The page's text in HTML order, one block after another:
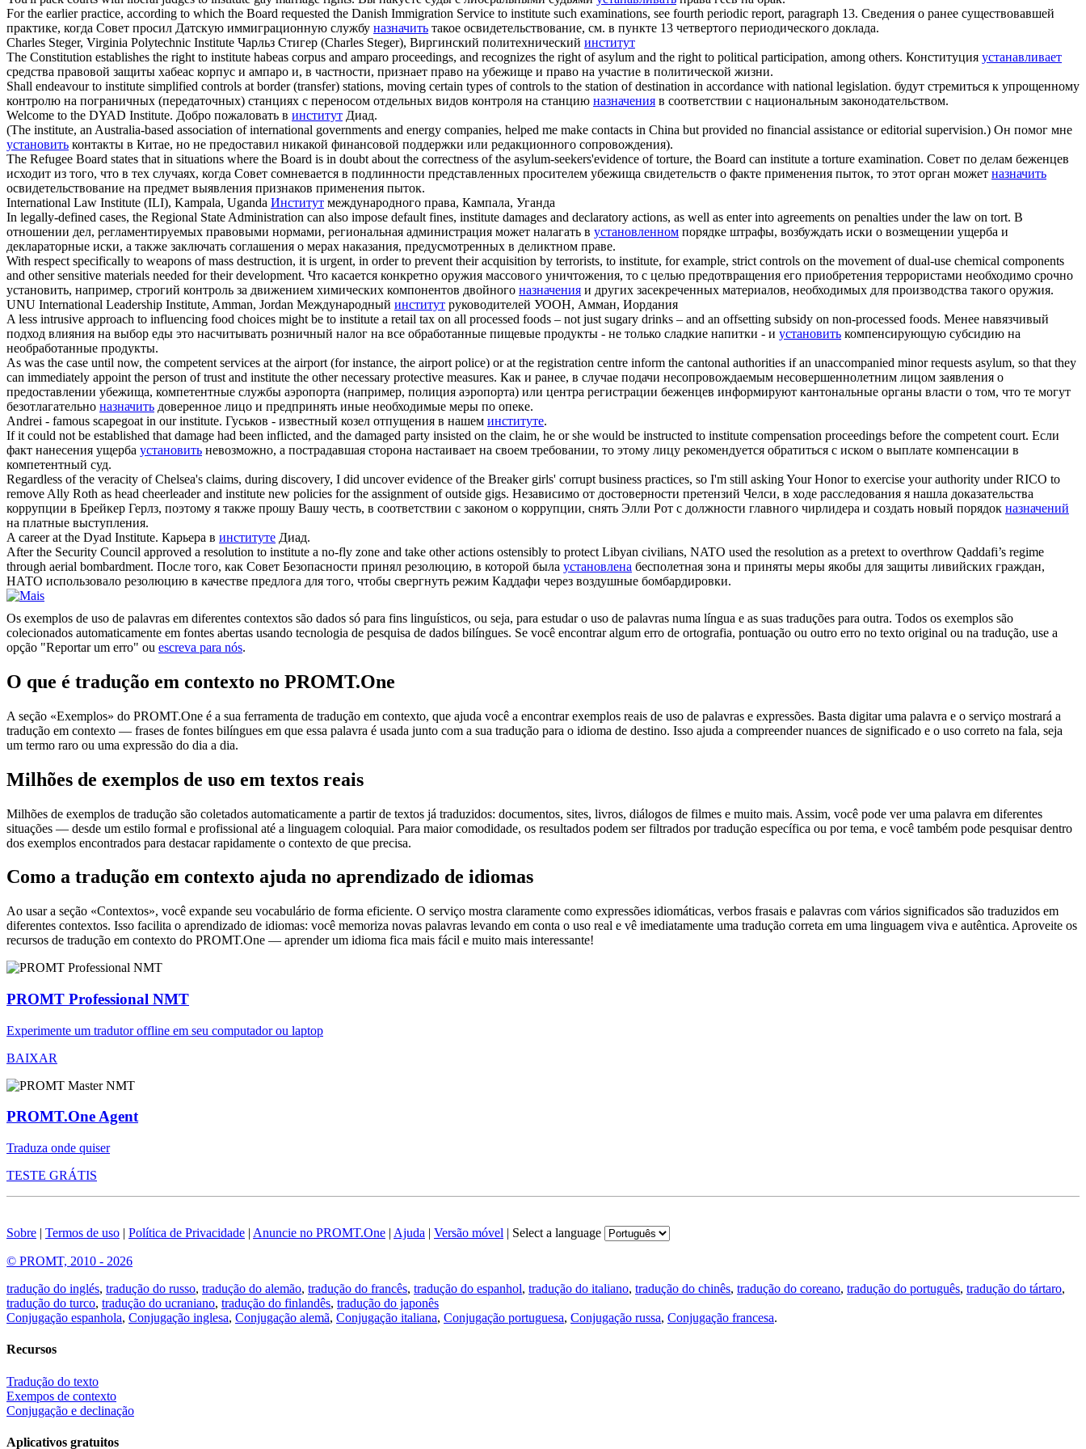
For the earlier practice, according to which the Board requested the Danish Immigration Service to institute such examinations, see fourth periodic report, paragraph 13. Сведения о ранее существовавшей
практике, когда Совет просил Датскую иммиграционную службу назначить такое освидетельствование, см. в пункте 13 четвертого периодического доклада.
Charles Steger, Virginia Polytechnic Institute Чарльз Стигер (Charles Steger), Виргинский политехнический институт
The Constitution establishes the right to institute habeas corpus and amparo proceedings, and recognizes the right of asylum and the right to political participation, among others. Конституция устанавливает
средства правовой защиты хабеас корпус и ампаро и, в частности, признает право на убежище и право на участие в политической жизни.
Shall endeavour to institute simplified controls at border (transfer) stations, moving certain types of controls to the station of destination in accordance with national legislation. будут стремиться к упрощенному
контролю на пограничных (передаточных) станциях с переносом отдельных видов контроля на станцию назначения в соответствии с национальным законодательством.
Welcome to the DYAD Institute. Добро пожаловать в институт Диад.
(The institute, an Australia-based association of international governments and energy companies, helped me make contacts in China but provided no financial assistance or editorial supervision.) Он помог мне
установить контакты в Китае, но не предоставил никакой финансовой поддержки или редакционного сопровождения).
The Refugee Board states that in situations where the Board is in doubt about the correctness of the asylum-seekers'evidence of torture, the Board can institute a torture examination. Совет по делам беженцев
исходит из того, что в тех случаях, когда Совет сомневается в подлинности представленных просителем убежища свидетельств о факте применения пыток, то этот орган может назначить
освидетельствование на предмет выявления признаков применения пыток.
International Law Institute (ILI), Kampala, Uganda Институт международного права, Кампала, Уганда
In legally-defined cases, the Regional State Administration can also impose default fines, institute damages and declaratory actions, as well as enter into agreements on penalties under the law on tort. В
отношении дел, регламентируемых правовыми нормами, региональная администрация может налагать в установленном порядке штрафы, возбуждать иски о возмещении ущерба и
деклараторные иски, а также заключать соглашения о мерах наказания, предусмотренных в деликтном праве.
With respect specifically to weapons of mass destruction, it is urgent, in order to prevent their acquisition by terrorists, to institute, for example, strict controls on the movement of dual-use chemical components
and other sensitive materials needed for their development. Что касается конкретно оружия массового уничтожения, то с целью предотвращения его приобретения террористами необходимо срочно
установить, например, строгий контроль за движением химических компонентов двойного назначения и других засекреченных материалов, необходимых для производства такого оружия.
UNU International Leadership Institute, Amman, Jordan Международный институт руководителей УООН, Амман, Иордания
A less intrusive approach to influencing food choices might be to institute a retail tax on all processed foods – not just sugary drinks – and an offsetting subsidy on non-processed foods. Менее навязчивый
подход влияния на выбор еды это насчитывать розничный налог на все обработанные пищевые продукты - не только сладкие напитки - и установить компенсирующую субсидию на
необработанные продукты.
As was the case until now, the competent services at the airport (for instance, the airport police) or at the registration centre inform the cantonal authorities if an unaccompanied minor requests asylum, so that they
can immediately appoint the person of trust and institute the other necessary protective measures. Как и ранее, в случае подачи несопровождаемым несовершеннолетним лицом заявления о
предоставлении убежища, компетентные службы аэропорта (например, полиция аэропорта) или центра регистрации беженцев информируют кантональные органы власти о том, что те могут
безотлагательно назначить доверенное лицо и предпринять иные необходимые меры по опеке.
Andrei - famous scapegoat in ourinstitute. Гуськов - известный козел отпущения в нашем институте.
If it could not be established that damage had been inflicted, and the damaged party insisted on the claim, he or she would be instructed to institute compensation proceedings before the competent court. Если
факт нанесения ущерба установить невозможно, а пострадавшая сторона настаивает на своем требовании, то этому лицу рекомендуется обратиться с иском о выплате компенсации в
компетентный суд.
Regardless of the veracity of Chelsea's claims, during discovery, I did uncover evidence of the Breaker girls' corrupt business practices, so I'm still asking Your Honor to exercise your authority under RICO to
remove Ally Roth as head cheerleader and institute new policies for the assignment of outside gigs. Независимо от достоверности претензий Челси, в ходе расследования я нашла доказательства
коррупции в Брейкер Герлз, поэтому я также прошу Вашу честь, в соответствии с законом о коррупции, снять Элли Рот с должности главного чирлидера и создать новый порядок назначений
на платные выступления.
A career at the Dyad Institute. Карьера в институте Диад.
After the Security Council approved a resolution to institute a no-fly zone and take other actions ostensibly to protect Libyan civilians, NATO used the resolution as a pretext to overthrow Qaddafi’s regime
through aerial bombardment. После того, как Совет Безопасности принял резолюцию, в которой была установлена бесполетная зона и приняты меры якобы для защиты ливийских граждан,
НАТО использовало резолюцию в качестве предлога для того, чтобы свергнуть режим Каддафи через воздушные бомбардировки.
Os exemplos de uso de palavras em diferentes contextos são dados só para fins linguísticos, ou seja, para estudar o uso de palavras numa língua e as suas traduções para outra. Todos os exemplos são
colecionados automaticamente em fontes abertas usando tecnologia de pesquisa de dados bilíngues. Se você encontrar algum erro de ortografia, pontuação ou outro erro no texto original ou na tradução, use a
opção "Reportar um erro" ou escreva para nós.
O que é tradução em contexto no PROMT.One
A seção «Exemplos» do PROMT.One é a sua ferramenta de tradução em contexto, que ajuda você a encontrar exemplos reais de uso de palavras e expressões. Basta digitar uma palavra e o serviço mostrará a
tradução em contexto — frases de fontes bilíngues em que essa palavra é usada junto com a sua tradução para o idioma de destino. Isso ajuda a compreender nuances de significado e o uso correto na fala, seja
um termo raro ou uma expressão do dia a dia.
Milhões de exemplos de uso em textos reais
Milhões de exemplos de tradução são coletados automaticamente a partir de textos já traduzidos: documentos, sites, livros, diálogos de filmes e muito mais. Assim, você pode ver uma palavra em diferentes
situações — desde um estilo formal e profissional até a linguagem coloquial. Para maior comodidade, os resultados podem ser filtrados por tradução específica ou por tema, e você também pode pesquisar dentro
dos exemplos encontrados para destacar rapidamente o contexto de que precisa.
Como a tradução em contexto ajuda no aprendizado de idiomas
Ao usar a seção «Contextos», você expande seu vocabulário de forma eficiente. O serviço mostra claramente como expressões idiomáticas, verbos frasais e palavras com vários significados são traduzidos em
diferentes contextos. Isso facilita o aprendizado de idiomas: você memoriza novas palavras levando em conta o uso real e vê imediatamente uma tradução correta em uma linguagem viva e autêntica. Aproveite os
recursos de tradução em contexto do PROMT.One — aprender um idioma fica mais fácil e muito mais interessante!
PROMT Professional NMT
Experimente um tradutor offline em seu computador ou laptop
BAIXAR
PROMT.One Agent
Traduza onde quiser
TESTE GRÁTIS
Sobre | Termos de uso | Política de Privacidade | Anuncie no PROMT.One | Ajuda | Versão móvel | Select a language
© PROMT, 2010 - 2026
tradução do inglés, tradução do russo, tradução do alemão, tradução do francês, tradução do espanhol, tradução do italiano, tradução do chinês, tradução do coreano, tradução do português, tradução do tártaro,
tradução do turco, tradução do ucraniano, tradução do finlandês, tradução do japonês
Conjugação espanhola, Conjugação inglesa, Conjugação alemã, Conjugação italiana, Conjugação portuguesa, Conjugação russa, Conjugação francesa.
Recursos
Tradução do texto
Exempos de contexto
Conjugação e declinação
Aplicativos gratuitos